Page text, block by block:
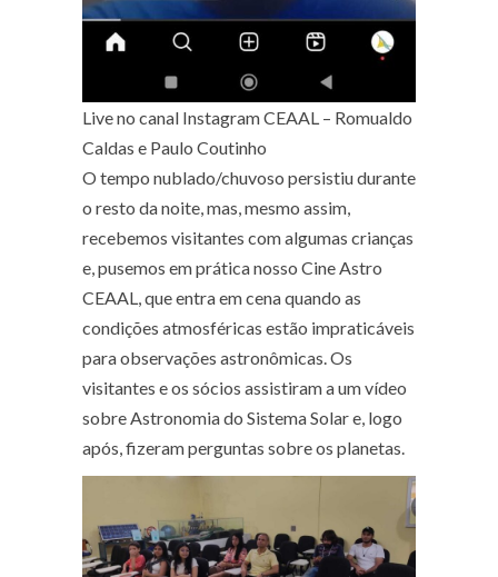
Live no canal Instagram CEAAL – Romualdo
Caldas e Paulo Coutinho
O tempo nublado/chuvoso persistiu durante
o resto da noite, mas, mesmo assim,
recebemos visitantes com algumas crianças
e, pusemos em prática nosso Cine Astro
CEAAL, que entra em cena quando as
condições atmosféricas estão impraticáveis
para observações astronômicas. Os
visitantes e os sócios assistiram a um vídeo
sobre Astronomia do Sistema Solar e, logo
após, fizeram perguntas sobre os planetas.